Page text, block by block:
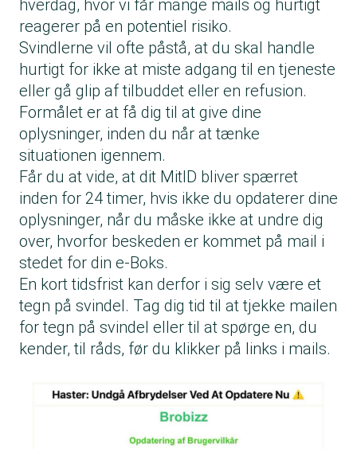
hverdag, hvor vi får mange mails og hurtigt
reagerer på en potentiel risiko.
Svindlerne vil ofte påstå, at du skal handle
hurtigt for ikke at miste adgang til en tjeneste
eller gå glip af tilbuddet eller en refusion.
Formålet er at få dig til at give dine
oplysninger, inden du når at tænke
situationen igennem.
Får du at vide, at dit MitID bliver spærret
inden for 24 timer, hvis ikke du opdaterer dine
oplysninger, når du måske ikke at undre dig
over, hvorfor beskeden er kommet på mail i
stedet for din e-Boks.
En kort tidsfrist kan derfor i sig selv være et
tegn på svindel. Tag dig tid til at tjekke mailen
for tegn på svindel eller til at spørge en, du
kender, til råds, før du klikker på links i mails.